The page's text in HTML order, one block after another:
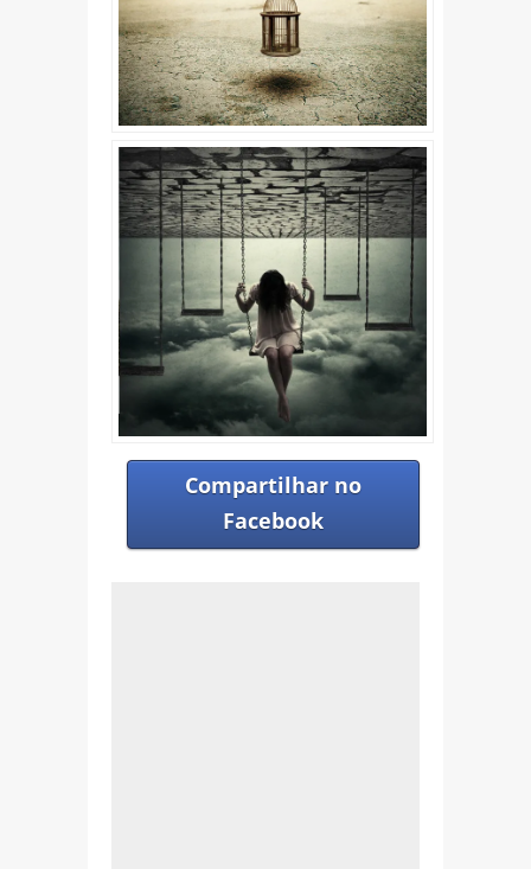
Compartilhar no
Facebook